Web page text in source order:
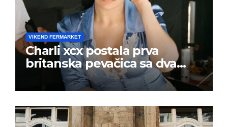
VIKEND FERMARKET
Charli xcx postala prva
britanska pevačica sa dva
albuma na prvom mestu u
istoj kalendarskoj godini